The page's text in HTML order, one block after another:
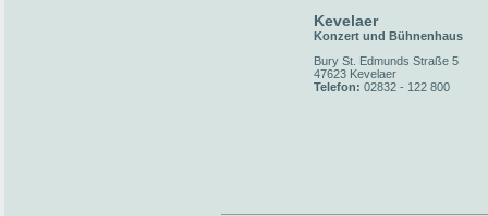
Kevelaer
Konzert und Bühnenhaus
Bury St. Edmunds Straße 5
47623 Kevelaer
Telefon: 02832 - 122 800